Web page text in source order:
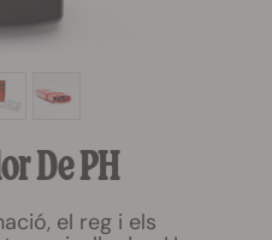
De PH
el reg i els